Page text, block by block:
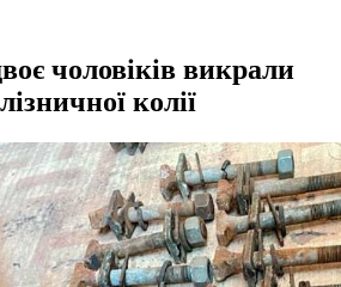
чоловіків викрали
колії